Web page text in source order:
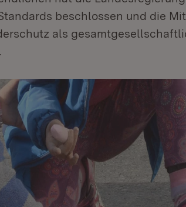
beschlossen und die
als